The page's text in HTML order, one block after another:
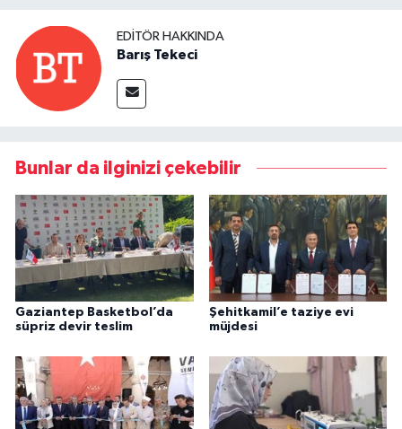
EDITÖR HAKKINDA
Barış Tekeci
Bunlar da ilginizi çekebilir
Gaziantep Basketbol’da
süpriz devir teslim
Şehitkamil’e taziye evi
müjdesi